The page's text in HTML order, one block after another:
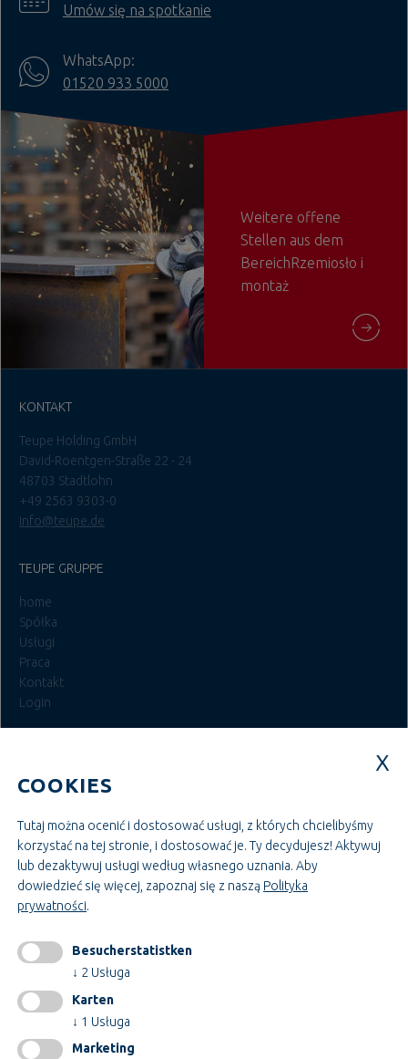
Umów się na spotkanie
WhatsApp:
01520 933 5000
Weitere offene
Stellen aus dem
BereichRzemiosło i
montaż
KONTAKT
Teupe Holding GmbH
David-Roentgen-Straße 22 - 24
48703 Stadtlohn
+49 2563 9303-0
info@teupe.de
TEUPE GRUPPE
home
Spółka
Usługi
Praca
Kontakt
Login
Szkolenia i badania
Administracja i zarządzanie
Rzemiosło i montaż
Budownictwo i technologia
INFORMACJE
impressum
GTC
Ochrona danych
Zmiana ustawień plików cookie
COOKIES
Tutaj można ocenić i dostosować usługi, z których chcielibyśmy
korzystać na tej stronie, i dostosować je. Ty decydujesz! Aktywuj
lub dezaktywuj usługi według własnego uznania. Aby
dowiedzieć się więcej, zapoznaj się z naszą Polityka
prywatności.
Besucherstatistken
↓ 2 Usługa
Karten
↓ 1 Usługa
Marketing